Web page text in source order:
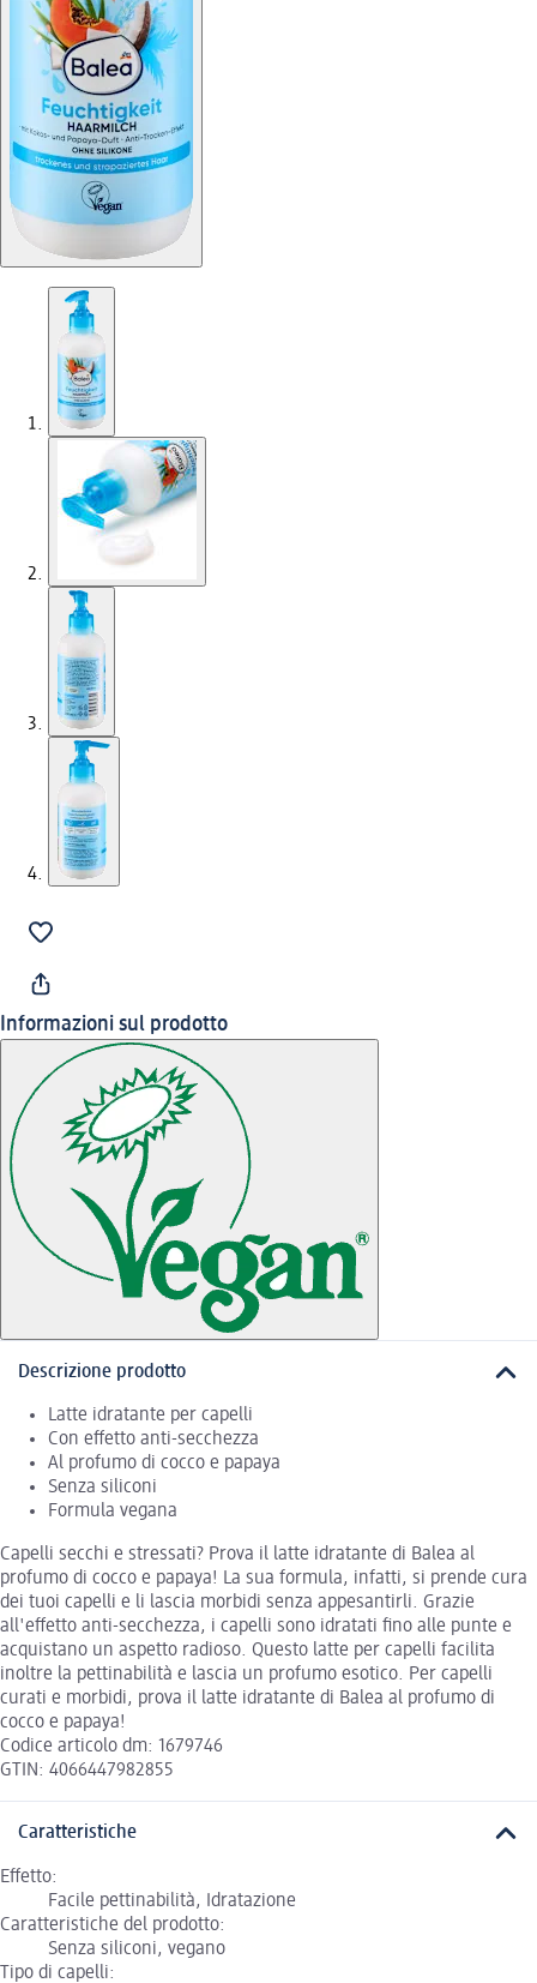
Informazioni sul prodotto
Descrizione prodotto
Latte idratante per capelli
Con effetto anti-secchezza
Al profumo di cocco e papaya
Senza siliconi
Formula vegana
Capelli secchi e stressati? Prova il latte idratante di Balea al
profumo di cocco e papaya! La sua formula, infatti, si prende cura
dei tuoi capelli e li lascia morbidi senza appesantirli. Grazie
all'effetto anti-secchezza, i capelli sono idratati fino alle punte e
acquistano un aspetto radioso. Questo latte per capelli facilita
inoltre la pettinabilità e lascia un profumo esotico. Per capelli
curati e morbidi, prova il latte idratante di Balea al profumo di
cocco e papaya!
Codice articolo dm: 1679746
GTIN: 4066447982855
Caratteristiche
Effetto:
Facile pettinabilità, Idratazione
Caratteristiche del prodotto:
Senza siliconi, vegano
Tipo di capelli: